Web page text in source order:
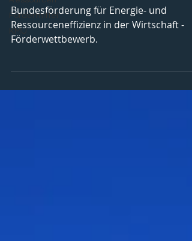
Fördermittel
Bundesförderung für Energie- und
Ressourceneffizienz in der Wirtschaft -
Förderwettbewerb.